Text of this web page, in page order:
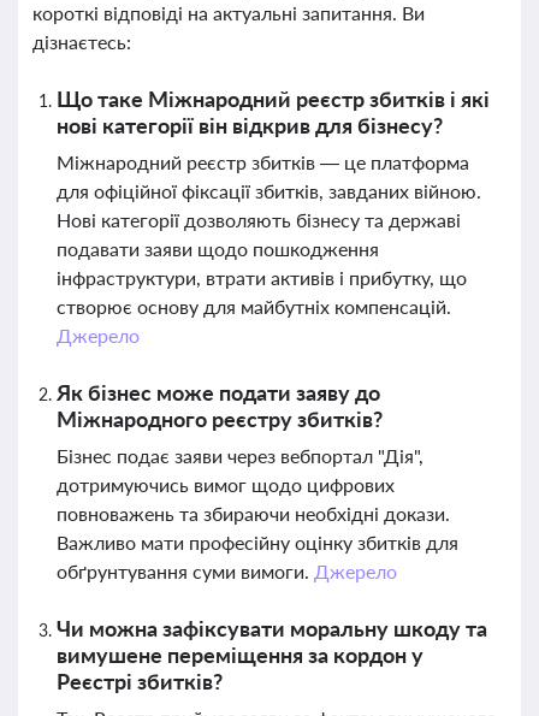
короткі відповіді на актуальні запитання. Ви
дізнаєтесь:
Що таке Міжнародний реєстр збитків і які
нові категорії він відкрив для бізнесу?
Міжнародний реєстр збитків — це платформа
для офіційної фіксації збитків, завданих війною.
Нові категорії дозволяють бізнесу та державі
подавати заяви щодо пошкодження
інфраструктури, втрати активів і прибутку, що
створює основу для майбутніх компенсацій.
Джерело
Як бізнес може подати заяву до
Міжнародного реєстру збитків?
Бізнес подає заяви через вебпортал "Дія",
дотримуючись вимог щодо цифрових
повноважень та збираючи необхідні докази.
Важливо мати професійну оцінку збитків для
обґрунтування суми вимоги. Джерело
Чи можна зафіксувати моральну шкоду та
вимушене переміщення за кордон у
Реєстрі збитків?